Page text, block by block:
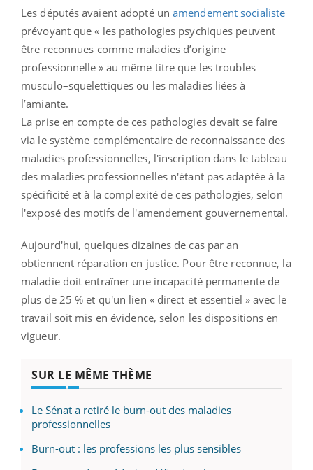
Les députés avaient adopté unamendement socialiste
prévoyant que « les pathologies psychiques peuvent
être reconnues comme maladies d’origine
professionnelle » au même titre que les troubles
musculo–squelettiques ou les maladies liées à
l’amiante.
La prise en compte de ces pathologies devait se faire
via le système complémentaire de reconnaissance des
maladies professionnelles, l'inscription dans le tableau
des maladies professionnelles n'étant pas adaptée à la
spécificité et à la complexité de ces pathologies, selon
l'exposé des motifs de l'amendement gouvernemental.
Aujourd'hui, quelques dizaines de cas par an
obtiennent réparation en justice. Pour être reconnue, la
maladie doit entraîner une incapacité permanente de
plus de 25 % et qu'un lien « direct et essentiel » avec le
travail soit mis en évidence, selon les dispositions en
vigueur.
SUR LE MÊME THÈME
Le Sénat a retiré le burn-out des maladies
professionnelles
Burn-out : les professions les plus sensibles